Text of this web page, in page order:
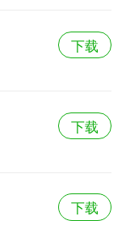
下载
下载
下载